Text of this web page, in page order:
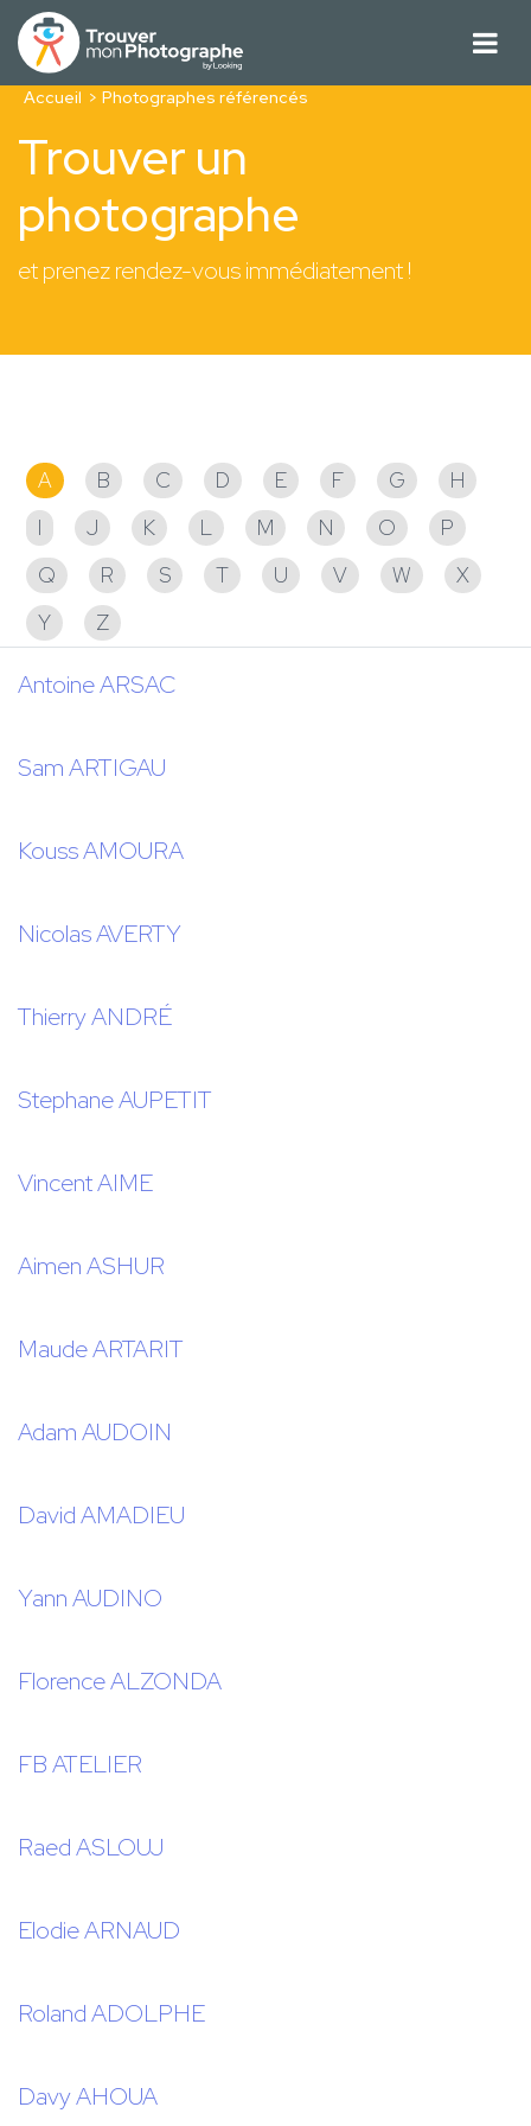
Accueil Photographes référencés
Trouver un
photographe
et prenez rendez-vous immédiatement !
A B C D E F G
H
I
J K L M N O
P
Q
R S T U V W
X
Y
Z
Antoine ARSAC
Sam ARTIGAU
Kouss AMOURA
Nicolas AVERTY
Thierry ANDRÉ
Stephane AUPETIT
Vincent AIME
Aimen ASHUR
Maude ARTARIT
Adam AUDOIN
David AMADIEU
Yann AUDINO
Florence ALZONDA
FB ATELIER
Raed ASLOUJ
Elodie ARNAUD
Roland ADOLPHE
Davy AHOUA